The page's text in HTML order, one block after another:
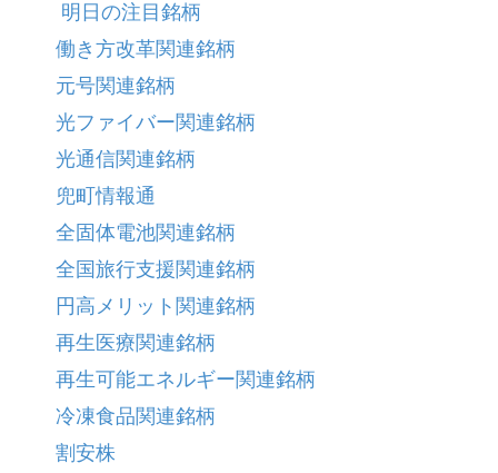
明日の注目銘柄
働き方改革関連銘柄
元号関連銘柄
光ファイバー関連銘柄
光通信関連銘柄
兜町情報通
全固体電池関連銘柄
全国旅行支援関連銘柄
円高メリット関連銘柄
再生医療関連銘柄
再生可能エネルギー関連銘柄
冷凍食品関連銘柄
割安株